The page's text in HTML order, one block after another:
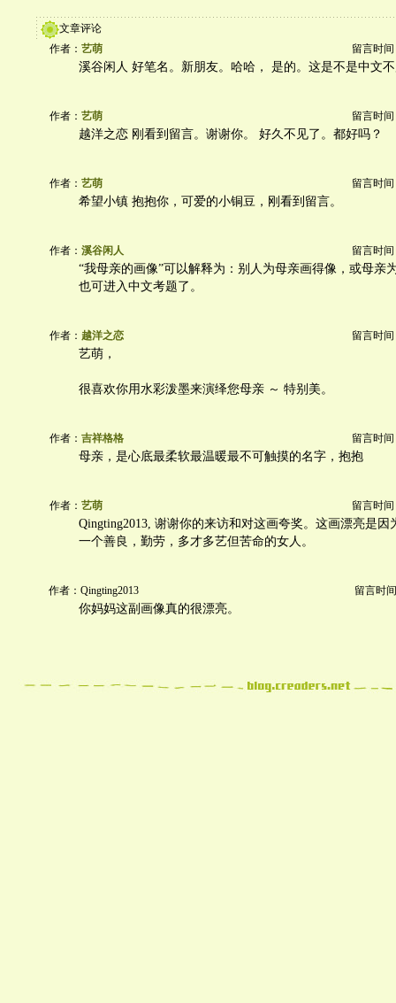
文章评论
作者： 艺萌 留言时间
溪谷闲人 好笔名。新朋友。哈哈， 是的。这是不是中文
作者： 艺萌 留言时间
越洋之恋 刚看到留言。谢谢你。 好久不见了。都好吗？
作者： 艺萌 留言时间
希望小镇 抱抱你，可爱的小铜豆，刚看到留言。
作者： 溪谷闲人 留言时间
“我母亲的画像”可以解释为：别人为母亲画得像，或母亲
也可进入中文考题了。
作者： 越洋之恋 留言时间
艺萌，
很喜欢你用水彩泼墨来演绎您母亲 ～ 特别美。
作者： 吉祥格格 留言时间
母亲，是心底最柔软最温暖最不可触摸的名字，抱抱
作者： 艺萌 留言时间
Qingting2013, 谢谢你的来访和对这画夸奖。这画漂亮是因
一个善良，勤劳，多才多艺但苦命的女人。
作者：Qingting2013 留言时
你妈妈这副画像真的很漂亮。